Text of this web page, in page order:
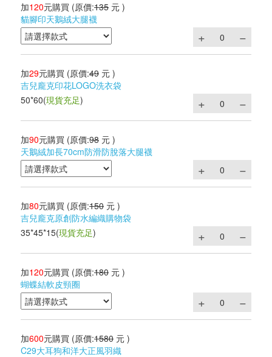
加120元購買 (原價:135 元 )
貓腳印天鵝絨大腿襪
加29元購買 (原價:49 元 )
吉兒龐克印花LOGO洗衣袋
50*60(現貨充足)
加90元購買 (原價:98 元 )
天鵝絨加長70cm防滑防脫落大腿襪
加80元購買 (原價:150 元 )
吉兒龐克原創防水編織購物袋
35*45*15(現貨充足)
加120元購買 (原價:180 元 )
蝴蝶結軟皮頸圈
加600元購買 (原價:1580 元 )
C29大耳狗和洋大正風羽織